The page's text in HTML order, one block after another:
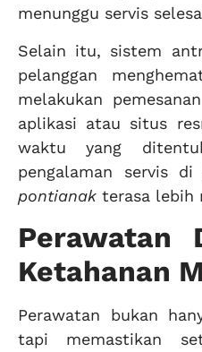
menunggu servis
Selain itu, sistem
pelanggan
melakukan
aplikasi atau situs
waktu yang
pengalaman servis di
pontianak terasa lebih
Perawatan
Ketahanan
Perawatan bukan
tapi memastikan